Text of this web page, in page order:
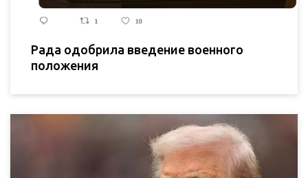
Рада одобрила введение военного
положения